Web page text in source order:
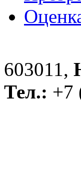
603011,
Тел.: +7